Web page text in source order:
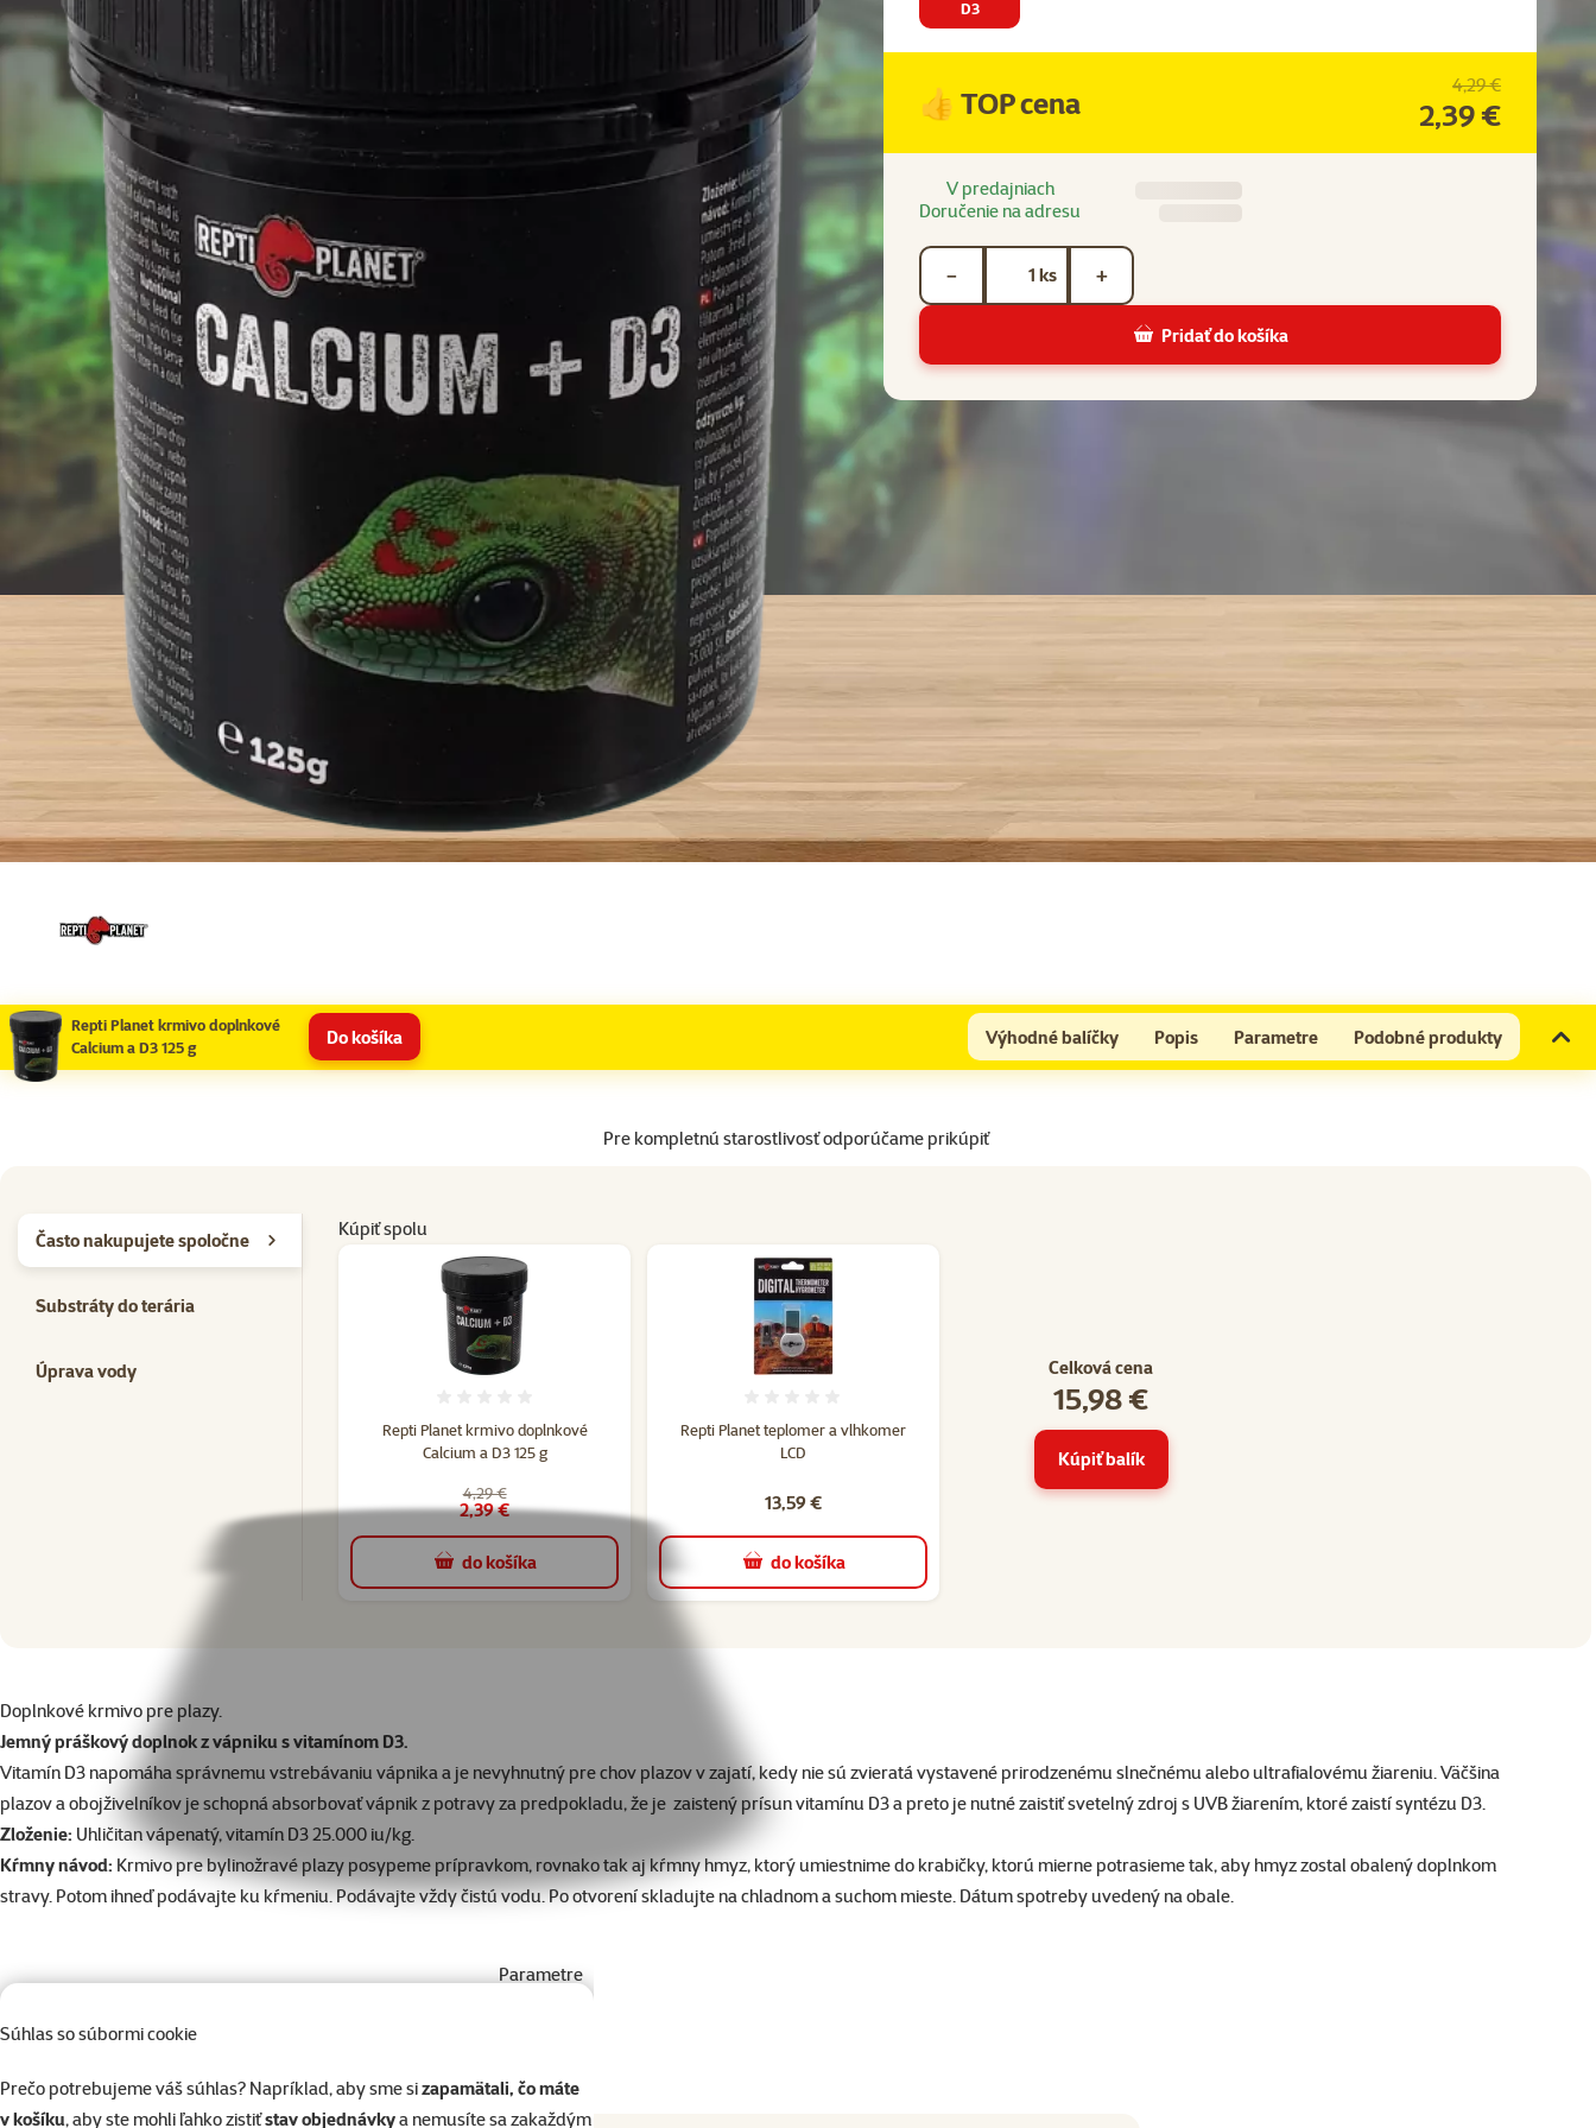
Súhlas so súbormi cookie
Prečo potrebujeme váš súhlas? Napríklad, aby sme sizapamätali, čo máte
v košíku, aby ste mohli ľahko zistiťstav objednávkya nemusíte sa zakaždým
D3
👍 TOP cena 4,29 €
2,39 €
V predajniach
Doručenie na adresu
ks
− +
Pridať do košíka
Repti Planet krmivo doplnkové
Calcium a D3 125 g
Do košíka Výhodné balíčky Popis Parametre Podobné produkty
Pre kompletnú starostlivosť odporúčame prikúpiť
Často nakupujete spoločne
Substráty do terária
Úprava vody
Kúpiť spolu
Repti Planet krmivo doplnkové
Calcium a D3 125 g
4,29 €
2,39 €
do košíka
Repti Planet teplomer a vlhkomer
LCD
13,59 €
do košíka
Celková cena
15,98 €
Kúpiť balík
superzoo.product.detail.content
Doplnkové krmivo pre plazy.
Jemný práškový doplnok z vápniku s vitamínom D3.
Vitamín D3 napomáha správnemu vstrebávaniu vápnika a je nevyhnutný pre chov plazov v zajatí, kedy nie sú zvieratá vystavené prirodzenému slnečnému alebo ultrafialovému žiareniu. Väčšina
plazov a obojživelníkov je schopná absorbovať vápnik z potravy za predpokladu, že je zaistený prísun vitamínu D3 a preto je nutné zaistiť svetelný zdroj s UVB žiarením, ktoré zaistí syntézu D3.
Zloženie: Uhličitan vápenatý, vitamín D3 25.000 iu/kg.
Kŕmny návod: Krmivo pre bylinožravé plazy posypeme prípravkom, rovnako tak aj kŕmny hmyz, ktorý umiestnime do krabičky, ktorú mierne potrasieme tak, aby hmyz zostal obalený doplnkom
stravy. Potom ihneď podávajte ku kŕmeniu. Podávajte vždy čistú vodu. Po otvorení skladujte na chladnom a suchom mieste. Dátum spotreby uvedený na obale.
Parametre
Značka
EAN
8595681803719